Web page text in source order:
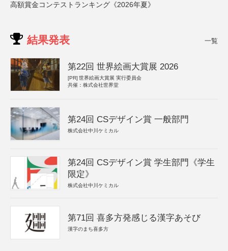
高額賞金コンテストランキング《2026年夏》
結果発表 一覧
第22回 世界絵画大賞展 2026
[PR] 世界絵画大賞展 実行委員会
共催：株式会社世界堂
第24回 CSデザイン賞 一般部門
株式会社中川ケミカル
第24回 CSデザイン賞 学生部門《学生
限定》
株式会社中川ケミカル
第71回 喜多方発感じる漢字あそび
漢字のまち喜多方